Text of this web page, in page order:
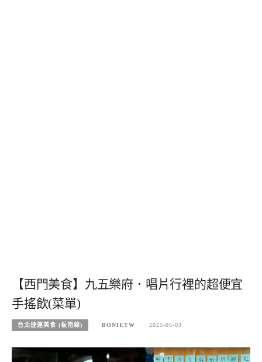
【西門美食】九五樂府．唱片行裡的超便宜
手搖飲(菜單)
台北捷運美食 (板南線) BONIETW 2025-05-03